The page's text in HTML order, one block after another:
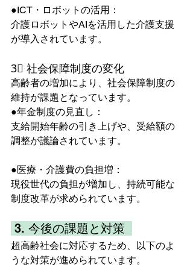
●ICT・ロボットの活用：
介護ロボットやAIを活用した介護支援
が導入されています。
3⃣ 社会保障制度の変化
高齢者の増加により、社会保障制度の
維持が課題となっています。
●年金制度の見直し：
支給開始年齢の引き上げや、受給額の
調整が議論されています。
●医療・介護費の負担増：
現役世代の負担が増加し、持続可能な
制度改革が求められています。
3. 今後の課題と対策
超高齢社会に対応するため、以下のよ
うな対策が進められています。